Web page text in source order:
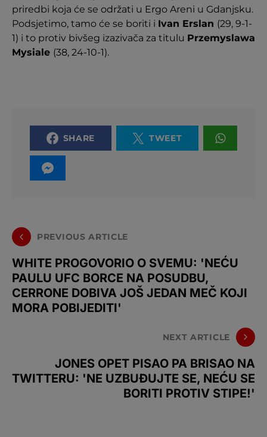
priredbi koja će se održati u Ergo Areni u Gdanjsku.
Podsjetimo, tamo će se boriti i Ivan Erslan (29, 9-1-
1) i to protiv bivšeg izazivača za titulu Przemyslawa
Mysiale (38, 24-10-1).
SHARE TWEET
PREVIOUS ARTICLE
WHITE PROGOVORIO O SVEMU: 'NEĆU
PAULU UFC BORCE NA POSUDBU,
CERRONE DOBIVA JOŠ JEDAN MEČ KOJI
MORA POBIJEDITI'
NEXT ARTICLE
JONES OPET PISAO PA BRISAO NA
TWITTERU: 'NE UZBUĐUJTE SE, NEĆU SE
BORITI PROTIV STIPE!'